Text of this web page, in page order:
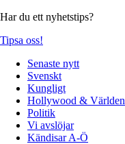
Har du ett nyhetstips?
Tipsa oss!
Senaste nytt
Svenskt
Kungligt
Hollywood & Världen
Politik
Vi avslöjar
Kändisar A-Ö